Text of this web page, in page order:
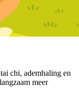
chi, ademhaling en
meer